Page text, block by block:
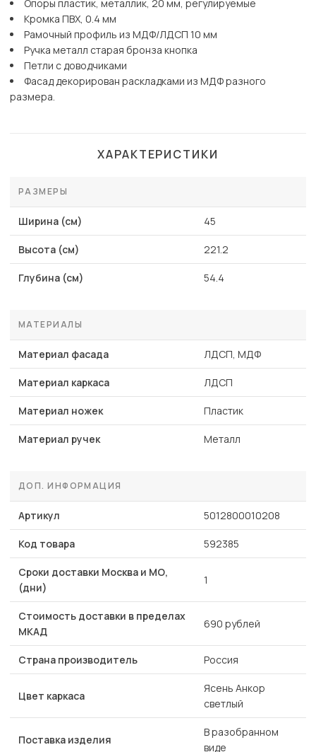
Опоры пластик, металлик, 20 мм, регулируемые
Кромка ПВХ, 0.4 мм
Рамочный профиль из МДФ/ЛДСП 10 мм
Ручка металл старая бронза кнопка
Петли с доводчиками
Фасад декорирован раскладками из МДФ разного
размера.
ХАРАКТЕРИСТИКИ
РАЗМЕРЫ
Ширина (см) 45
Высота (см) 221.2
Глубина (см) 54.4
МАТЕРИАЛЫ
Материал фасада ЛДСП, МДФ
Материал каркаса ЛДСП
Материал ножек Пластик
Материал ручек Металл
ДОП. ИНФОРМАЦИЯ
Артикул 5012800010208
Код товара 592385
Сроки доставки Москва и МО,
(дни)
1
Стоимость доставки в пределах
МКАД
690 рублей
Страна производитель Россия
Цвет каркаса
Ясень Анкор
светлый
Поставка изделия
В разобранном
виде